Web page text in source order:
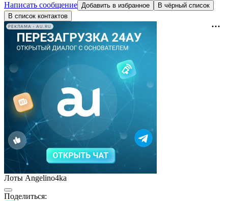
Написать сообщение Добавить в избранное
В чёрный список
В список контактов
РЕКЛАМА • AU.RU
Лоты Angelino4ka
Поделиться: